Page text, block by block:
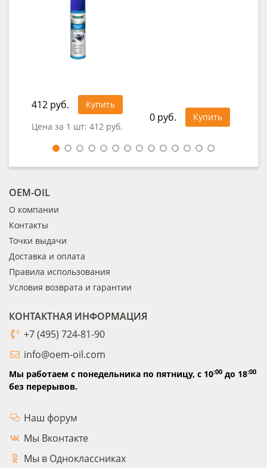
412 руб.
Купить
Цена за 1 шт: 412 руб.
0 руб. Купить
OEM-OIL
О компании
Контакты
Точки выдачи
Доставка и оплата
Правила использования
Условия возврата и гарантии
КОНТАКТНАЯ ИНФОРМАЦИЯ
+7 (495) 724-81-90
info@oem-oil.com
Мы работаем с понедельника по пятницу, с 10:00 до 18:00
без перерывов.
Наш форум
Мы Вконтакте
Мы в Одноклассниках